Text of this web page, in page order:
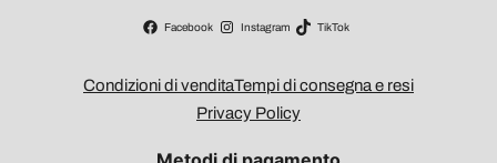
Facebook Instagram TikTok
Condizioni di venditaTempi di consegna e resi
Privacy Policy